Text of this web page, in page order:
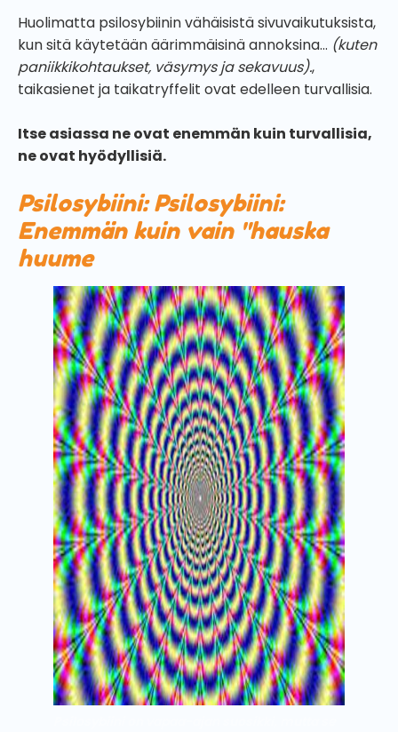
Huolimatta psilosybiinin vähäisistä sivuvaikutuksista,
kun sitä käytetään äärimmäisinä annoksina... (kuten
paniikkikohtaukset, väsymys ja sekavuus).,
taikasienet ja taikatryffelit ovat edelleen turvallisia.
Itse asiassa ne ovat enemmän kuin turvallisia,
ne ovat hyödyllisiä.
Psilosybiini: Psilosybiini:
Enemmän kuin vain "hauska
huume